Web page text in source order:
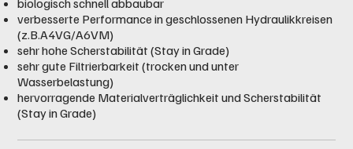
verbesserte Performance in geschlossenen Hydraulikkreisen
(z.B.A4VG/A6VM)
sehr hohe Scherstabilität (Stay in Grade)
sehr gute Filtrierbarkeit (trocken und unter
Wasserbelastung)
hervorragende Materialverträglichkeit und Scherstabilität
(Stay in Grade)